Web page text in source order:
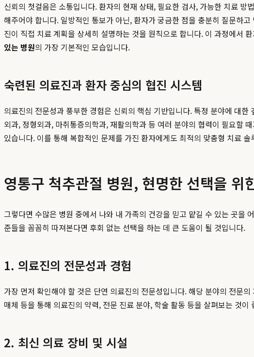
신뢰의 첫걸음은 소통입니다. 환자의 현재 상태, 필요한 검사, 가능한 치료
해주어야 합니다. 일방적인 통보가 아닌, 환자가 궁금한 점을 충분히 질문하
진이 직접 치료 계획을 상세히 설명하는 것을 원칙으로 합니다. 이 과정에서
있는 병원의 가장 기본적인 모습입니다.
숙련된 의료진과 환자 중심의 협진 시스템
의료진의 전문성과 풍부한 경험은 신뢰의 핵심 기반입니다. 특정 분야에 대
외과, 정형외과, 마취통증의학과, 재활의학과 등 여러 분야의 협력이 필요할
있습니다. 이를 통해 복합적인 문제를 가진 환자에게도 최적의 맞춤형 치료 솔
영통구 척추관절 병원, 현명한 선택을 위
그렇다면 수많은 병원 중에서 나와 내 가족의 건강을 믿고 맡길 수 있는 곳을
준들을 꼼꼼히 따져본다면 후회 없는 선택을 하는 데 큰 도움이 될 것입니다.
1. 의료진의 전문성과 경험
가장 먼저 확인해야 할 것은 단연 의료진의 전문성입니다. 해당 분야의 전문
매체 등을 통해 의료진의 약력, 전문 진료 분야, 학술 활동 등을 살펴보는 것
2. 최신 의료 장비 및 시설